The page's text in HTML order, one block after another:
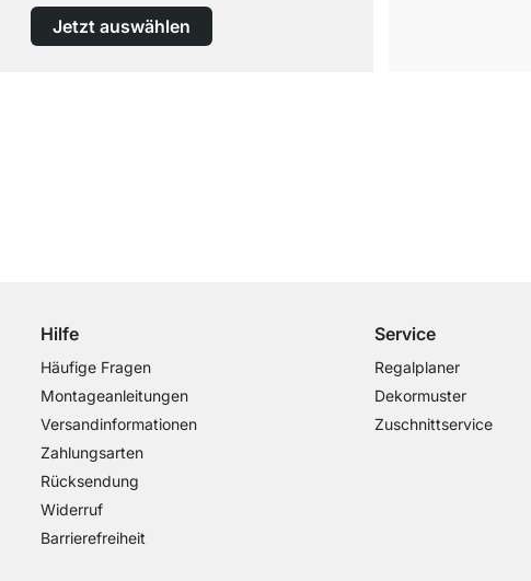
Jetzt auswählen
Hilfe
Häufige Fragen
Montageanleitungen
Versandinformationen
Zahlungsarten
Rücksendung
Widerruf
Barrierefreiheit
Service
Regalplaner
Dekormuster
Zuschnittservice